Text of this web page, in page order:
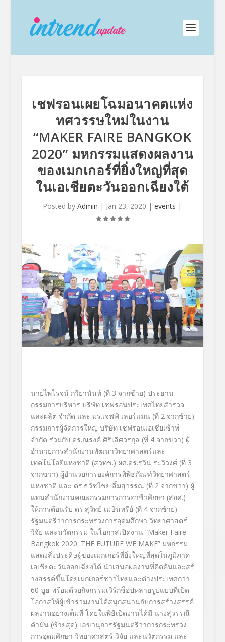
เชฟรอนเผยโฉมอนาคตแห่ง
ทศวรรษใหม่ในงาน
“MAKER FAIRE BANGKOK
2020” มหกรรมแสดงผลงาน
ของเมกเกอร์ที่ยิ่งใหญ่ที่สุด
ในเอเชียตะวันออกเฉียงใต้
Posted byAdmin | Jan 23, 2020 |events |
นายไพโรจน์ กวียานันท์ (ที่ 3 จากซ้าย) ประธาน
กรรมการบริหาร บริษัท เชฟรอนประเทศไทยสำรวจ
และผลิต จำกัด และ มร.เจฟฟ์ เลอร์แมน (ที่ 2 จากซ้าย)
กรรมการผู้จัดการใหญ่ บริษัท เชฟรอนเอเชียเซ้าท์
จำกัด ร่วมกับ ดร.ณรงค์ ศิริเลิศวรกุล (ที่ 4 จากขวา) ผู้
อำนวยการสำนักงานพัฒนาวิทยาศาสตร์และ
เทคโนโลยีแห่งชาติ (สวทช.) ผศ.ดร.รวิน ระวิวงศ์(ที่ 3
จากขวา) ผู้อำนวยการองค์การพิพิธภัณฑ์วิทยาศาสตร์
แห่งชาติ และ ดร.ธวัชไชย ลิ้มสุวรรณ(ที่ 2 จากขวา) ผู้
แทนสำนักงานคณะกรรมการการอาชีวศึกษา (สอศ.)
ให้การต้อนรับ ดร.สุวิทย์ เมษินทรีย์ (ที่ 4 จากซ้าย)
รัฐมนตรีว่าการกระทรวงการอุดมศึกษา วิทยาศาสตร์
วิจัย และนวัตกรรม ในโอกาสเปิดงาน “Maker Faire
Bangkok 2020: THE FUTURE WE MAKE” มหกรรม
แสดงสิ่งประดิษฐ์ของเมกเกอร์ที่ยิ่งใหญ่ที่สุดในภูมิภาค
เอเชียตะวันออกเฉียงใต้ นำเสนอผลงานที่คิดค้นและสร้
างสรรค์ขึ้นโดยเมกเกอร์ชาวไทยและต่างประเทศกว่า
60 บูธ พร้อมด้วยกิจกรรมเวิร์กช็อปหลายรูปแบบที่เปิด
โอกาสให้ผู้เข้าร่วมงานได้สนุกสนานกับการสร้างสรรค์
ผลงานอย่างเต็มที่โดยในพิธีเปิดงานได้มี นางสุวรรณี
คำมั่น (ซ้ายสุด) เลขานุการรัฐมนตรีว่าการกระทรวง
การอุดมศึกษา วิทยาศาสตร์ วิจัย และนวัตกรรม และ